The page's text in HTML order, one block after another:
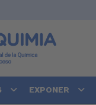
EXPONER